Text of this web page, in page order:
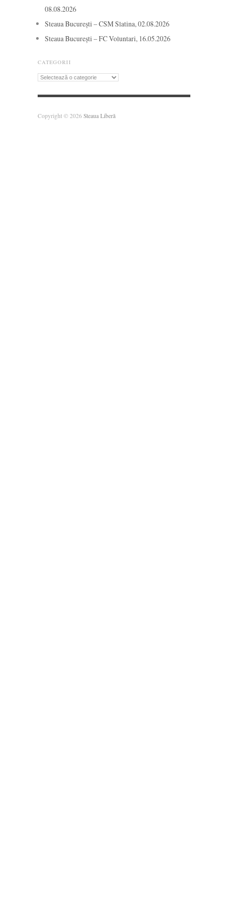
08.08.2026
Steaua București – CSM Slatina, 02.08.2026
Steaua București – FC Voluntari, 16.05.2026
CATEGORII
Categorii
Copyright © 2026 Steaua Liberă